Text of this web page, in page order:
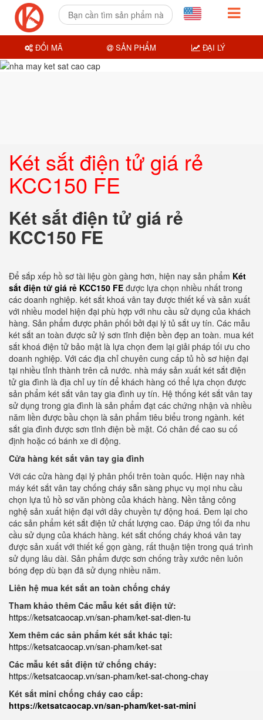
Két sắt điện tử giá rẻ
KCC150 FE
Két sắt điện tử giá rẻ
KCC150 FE
Để sắp xếp hồ sơ tài liệu gòn gàng hơn, hiện nay sản phẩm Két
sắt điện tử giá rẻ KCC150 FE được lựa chọn nhiều nhất trong
các doanh nghiệp. két sắt khoá vân tay được thiết kế và sản xuất
với nhiều model hiện đại phù hợp với nhu cầu sử dụng của khách
hàng. Sản phẩm được phân phối bởi đại lý tủ sắt uy tín. Các mẫu
két sắt an toàn được sử lý sơn tĩnh điện bền đẹp an toàn. mua két
sắt khoá điện tử bảo mật là lựa chọn đem lại giải pháp tối ưu cho
doanh nghiệp. Với các địa chỉ chuyên cung cấp tủ hồ sơ hiện đại
tại nhiều tỉnh thành trên cả nước. nhà máy sản xuất két sắt điện
tử gia đình là địa chỉ uy tín để khách hàng có thể lựa chọn được
sản phẩm két sắt vân tay gia đình uy tín. Hệ thống két sắt vân tay
sử dụng trong gia đình là sản phẩm đạt các chứng nhận và nhiều
năm liền được bầu chọn là sản phẩm tiêu biểu trong ngành. két
sắt gia đình được sơn tĩnh điện bề mặt. Có chân đế cao su cố
định hoặc có bánh xe di động.
Cửa hàng két sắt vân tay gia đình
Với các cửa hàng đại lý phân phối trên toàn quốc. Hiện nay nhà
máy két sắt vân tay chống cháy sẵn sàng phục vụ mọi nhu cầu
chọn lựa tủ hồ sơ văn phòng của khách hàng. Nền tảng công
nghệ sản xuất hiện đại với dây chuyền tự động hoá. Đem lại cho
các sản phẩm két sắt điện tử chất lượng cao. Đáp ứng tối đa nhu
cầu sử dụng của khách hàng. két sắt chống cháy khoá vân tay
được sản xuất với thiết kế gọn gàng, rất thuận tiện trong quá trình
sử dụng lâu dài. Sản phẩm được sơn chống trầy xước nên luôn
bóng đẹp dù bạn đã sử dụng nhiều năm.
Liên hệ mua két sắt an toàn chống cháy
Tham khảo thêm Các mẫu két sắt điện tử:
https://ketsatcaocap.vn/san-pham/ket-sat-dien-tu
Xem thêm các sản phẩm két sắt khác tại:
https://ketsatcaocap.vn/san-pham/ket-sat
Các mẫu két sắt điện tử chống cháy:
https://ketsatcaocap.vn/san-pham/ket-sat-chong-chay
Két sắt mini chống cháy cao cấp:
https://ketsatcaocap.vn/san-pham/ket-sat-mini
ĐỔI MÃ SẢN PHẨM ĐẠI LÝ